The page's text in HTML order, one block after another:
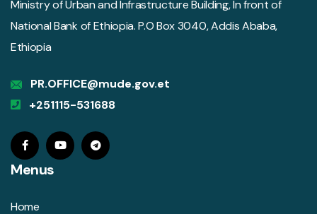
Ministry of Urban and Infrastructure Building, In front of
National Bank of Ethiopia. P.O Box 3040, Addis Ababa,
Ethiopia
PR.OFFICE@mude.gov.et
+251115-531688
Menus
Home